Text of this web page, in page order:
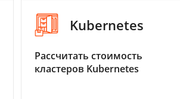
Kubernetes
Рассчитать стоимость
кластеров Kubernetes